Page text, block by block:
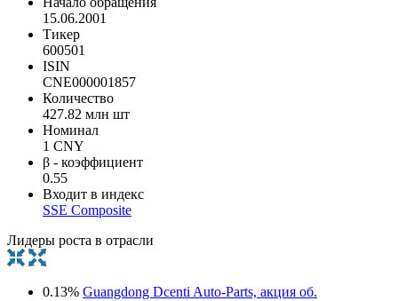
15.06.2001
Тикер
600501
ISIN
CNE000001857
Количество
427.82 млн шт
Номинал
1 CNY
β - коэффициент
0.55
Входит в индекс
SSE Composite
Лидеры роста в отрасли
0.13% Guangdong Dcenti Auto-Parts, акция об.